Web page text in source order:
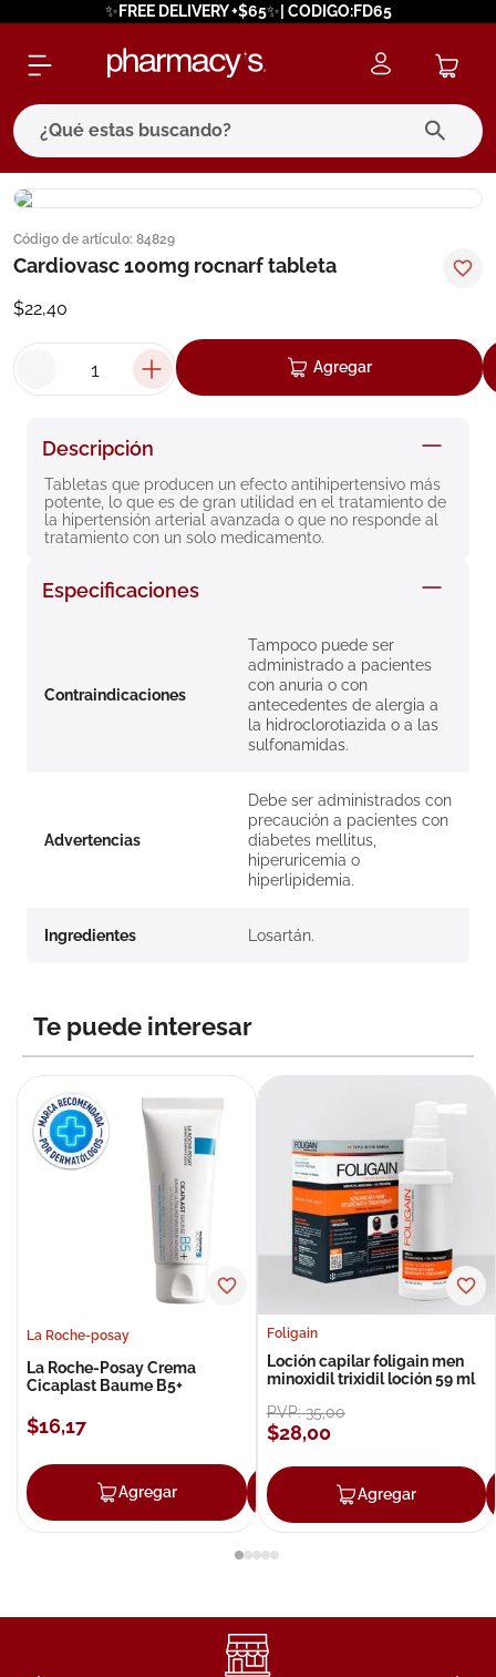
✨FREE DELIVERY +$65✨| CODIGO:FD65
¿Qué estas buscando?
Código de artículo: 84829
Cardiovasc 100mg rocnarf tableta
$22,40
Agregar
Descripción
Tabletas que producen un efecto antihipertensivo más
potente, lo que es de gran utilidad en el tratamiento de
la hipertensión arterial avanzada o que no responde al
tratamiento con un solo medicamento.
Especificaciones
Contraindicaciones
Tampoco puede ser
administrado a pacientes
con anuria o con
antecedentes de alergia a
la hidroclorotiazida o a las
sulfonamidas.
Advertencias
Debe ser administrados con
precaución a pacientes con
diabetes mellitus,
hiperuricemia o
hiperlipidemia.
Ingredientes Losartán.
Te puede interesar
La Roche-posay
La Roche-Posay Crema
Cicaplast Baume B5+
$16,17
Agregar Agregar
Foligain
Loción capilar foligain men
minoxidil trixidil loción 59 ml
PVP:35,00
$28,00
Agregar
términos más buscados
1. eucerin
3
pilexil
5. cerave
6 degraler
7. isdin
8 roche posay
10.pañales